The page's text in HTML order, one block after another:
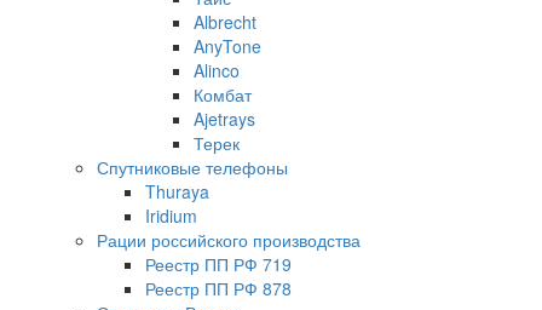
Albrecht
AnyTone
Alinco
Комбат
Ajetrays
Терек
Спутниковые телефоны
Thuraya
Iridium
Рации российского производства
Реестр ПП РФ 719
Реестр ПП РФ 878